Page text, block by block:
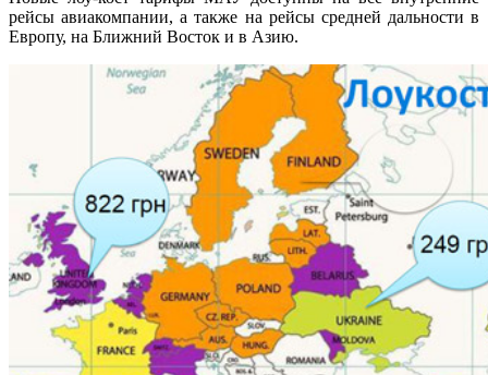
рейсы авиакомпании, а также на рейсы средней дальности в
Европу, на Ближний Восток и в Азию.